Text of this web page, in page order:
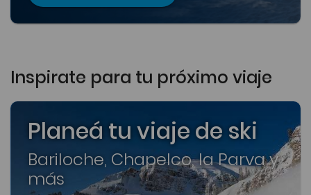
Inspirate para tu próximo viaje
Planeá tu viaje de ski
Bariloche, Chapelco, la Parva y
más